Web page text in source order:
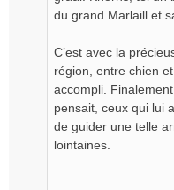
du grand Marlaill et
C’est avec la
région, entre chien
accompli. Finalement
pensait, ceux qui lui
de guider une telle
lointaines.